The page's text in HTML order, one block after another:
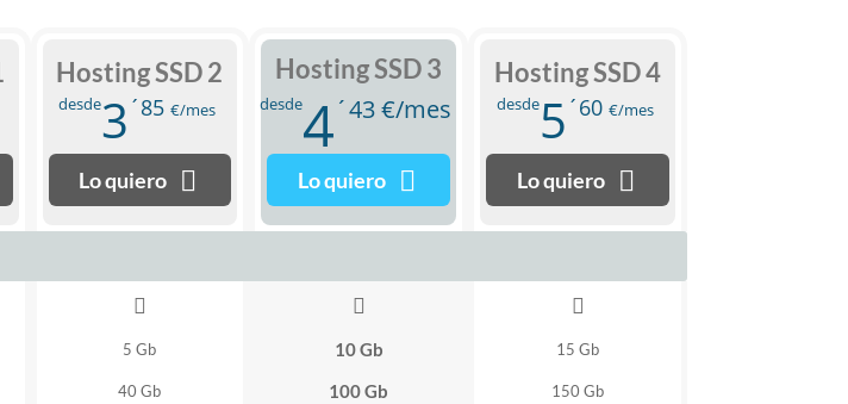
Hosting SSD 2
desde3 ´85 €/mes
Lo quiero
Hosting SSD 3
desde4´43€/mes
Lo quiero
Hosting SSD 4
desde5 ´60 €/mes
Lo quiero
5 Gb 10 Gb 15 Gb
40 Gb 100 Gb 150 Gb